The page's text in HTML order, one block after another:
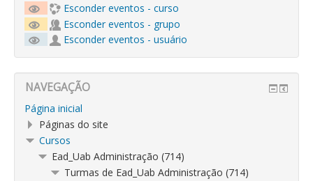
Esconder eventos - curso
Esconder eventos - grupo
Esconder eventos - usuário
NAVEGAÇÃO
Página inicial
Páginas do site
Cursos
Ead_Uab Administração (714)
Turmas de Ead_Uab Administração (714)